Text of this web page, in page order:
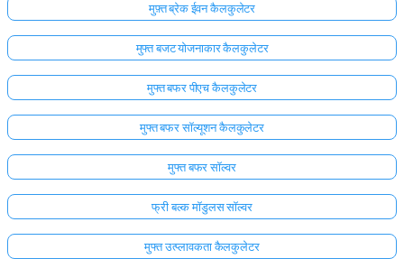
मुफ़्त ब्रेक ईवन कैलकुलेटर
मुफ्त बजट योजनाकार कैलकुलेटर
मुफ्त बफर पीएच कैलकुलेटर
मुफ्त बफर सॉल्यूशन कैलकुलेटर
मुफ्त बफर सॉल्वर
फ्री बल्क मॉडुलस सॉल्वर
मुफ्त उत्प्लावकता कैलकुलेटर